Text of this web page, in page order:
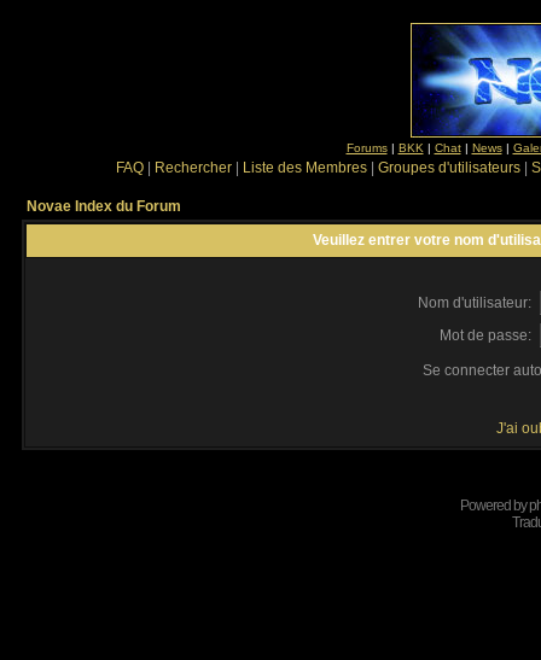
Forums| BKK | Chat| News|
FAQ Rechercher Liste des Membres Groupes d'utilisateurs
Novae Index du Forum
Veuillez entrer votre nom
Nom d'utilisateur:
Mot de passe:
Se connecter
J'ai
Powered by